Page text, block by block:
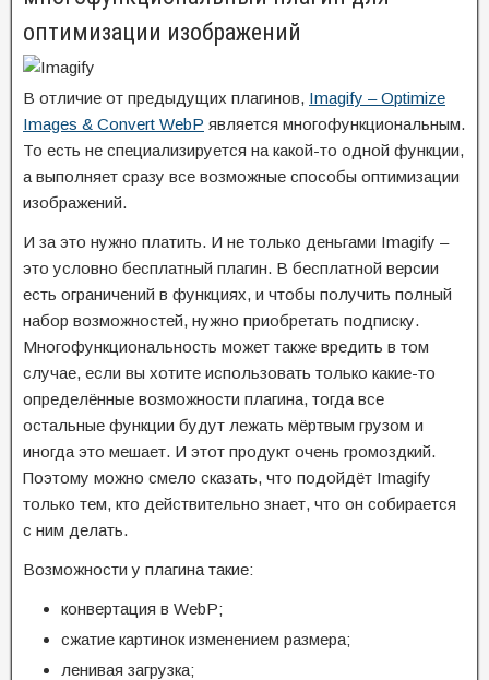
оптимизации изображений
В отличие от предыдущих плагинов, Imagify – Optimize
Images & Convert WebP является многофункциональным.
То есть не специализируется на какой-то одной функции,
а выполняет сразу все возможные способы оптимизации
изображений.
И за это нужно платить. И не только деньгами Imagify –
это условно бесплатный плагин. В бесплатной версии
есть ограничений в функциях, и чтобы получить полный
набор возможностей, нужно приобретать подписку.
Многофункциональность может также вредить в том
случае, если вы хотите использовать только какие-то
определённые возможности плагина, тогда все
остальные функции будут лежать мёртвым грузом и
иногда это мешает. И этот продукт очень громоздкий.
Поэтому можно смело сказать, что подойдёт Imagify
только тем, кто действительно знает, что он собирается
с ним делать.
Возможности у плагина такие:
конвертация в WebP;
сжатие картинок изменением размера;
ленивая загрузка;